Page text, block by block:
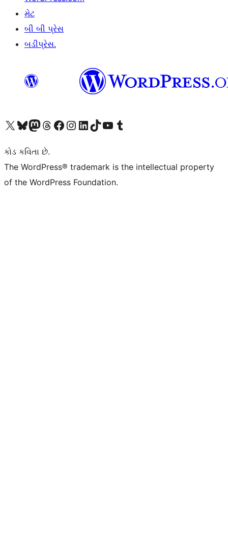
મેટ
બી બી પ્રેસ
બડીપ્રેસ.
અમારા X (અગાઉ ટ્વિટર) એકાઉન્ટની મુલાકાત લોઅમારા Bluesky એકાઉન્ટની મુલાકાત લોઅમારા માસ્ટોડોન એકાઉન્ટની મુલાકાત લોઅમારા Threads એકાઉન્ટની મુલાકાત લો અમારા ફેસબુક પેજની મુલાકાત લોઅમારા ઇન્સ્ટાગ્રામ એકાઉન્ટની મુલાકાત લો અમારા LinkedIn એકાઉન્ટની મુલાકાત લોઅમારા TikTok એકાઉન્ટની મુલાકાત લોઅમારી YouTube ચેનલની મુલાકાત લો અમારા Tumblr એકાઉન્ટની મુલાકાત લો
કોડ કવિતા છે.
The WordPress® trademark is the intellectual property
of the WordPress Foundation.